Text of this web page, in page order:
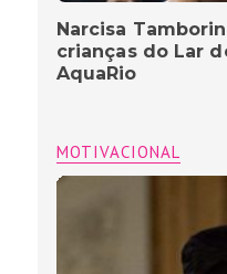
Narcisa
crianças do Lar
AquaRio
MOTIVACIONAL